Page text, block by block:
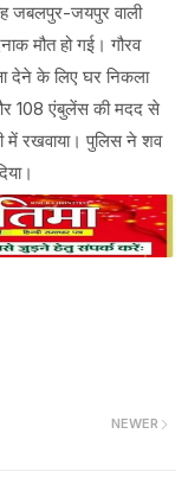
जबलपुर-जयपुर वाली
मौत हो गई। गौरव
देने के लिए घर निकला
और 108 एंबुलेंस की मदद से
में रखवाया। पुलिस ने शव
NEWER